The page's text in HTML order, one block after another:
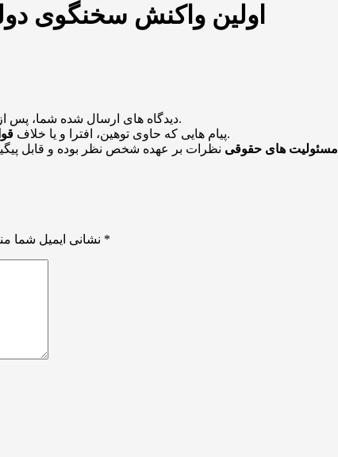
اولین واکنش سخنگوی
دیدگاه های ارسال شده شما،منتشر خواهد شد.
پیام هایی که حاوی توهین، افترا و یا خلافباشد منتشر نخواهد شد.
مسئولیت های حقوقی نظرات بر عهده شخص نظر بوده و قابل
نشانی ایمیل شما *